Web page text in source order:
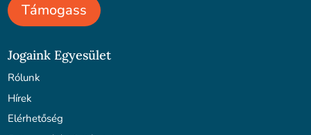
Támogass
Jogaink Egyesület
Rólunk
Hírek
Elérhetőség